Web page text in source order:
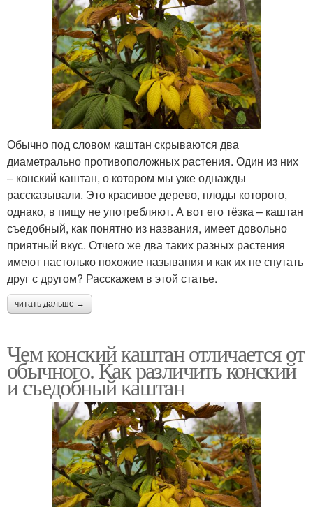
Обычно под словом каштан скрываются два
диаметрально противоположных растения. Один из них
– конский каштан, о котором мы уже однажды
рассказывали. Это красивое дерево, плоды которого,
однако, в пищу не употребляют. А вот его тёзка – каштан
съедобный, как понятно из названия, имеет довольно
приятный вкус. Отчего же два таких разных растения
имеют настолько похожие называния и как их не спутать
друг с другом? Расскажем в этой статье.
читать дальше →
Чем конский каштан отличается от
обычного. Как различить конский
и съедобный каштан